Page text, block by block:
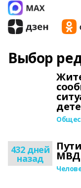
Выбор
432 дней
назад МВД